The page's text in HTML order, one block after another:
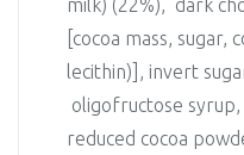
milk) (22%), dark
[cocoa mass,
lecithin)], invert
oligofructose
reduced cocoa